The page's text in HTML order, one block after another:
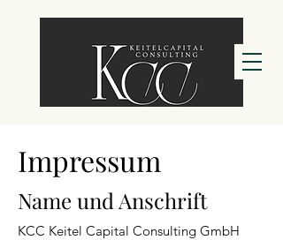
Impressum
Name und Anschrift
KCC Keitel Capital Consulting GmbH